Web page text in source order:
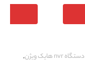
دستگاه nvr هایک ویژن
,